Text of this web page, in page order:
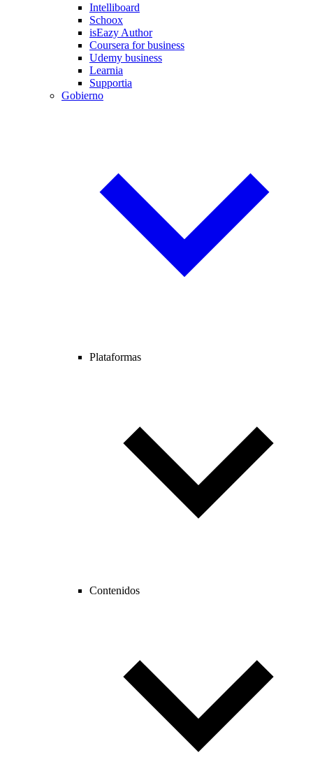
Intelliboard
Schoox
isEazy Author
Coursera for business
Udemy business
Learnia
Supportia
Gobierno
Plataformas
Contenidos